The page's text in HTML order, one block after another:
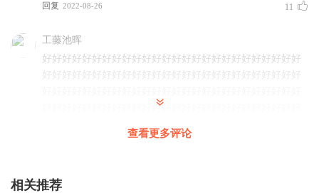
回复 2022-08-26 11
工藤池晖
好好好好好好好好好好好好好好好好好好好好好好好好好好
好好好好好好好好好好好好好好好好好好好好好好好好好好
好好好好好好好好好好好好好好好好好好好好好好好好好好
回复
查看更多评论
相关推荐